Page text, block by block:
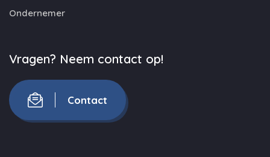
Ondernemer
Vragen? Neem contact op!
Contact